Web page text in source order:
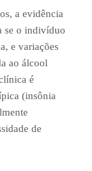
a evidência
se o indivíduo
e variações
ao álcool
é
(insônia
de